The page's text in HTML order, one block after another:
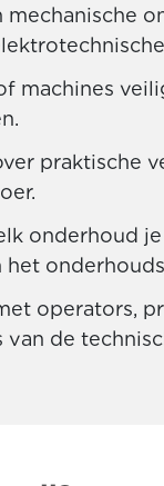
mechanische
machines
praktische
onderhoud
operators,
van de